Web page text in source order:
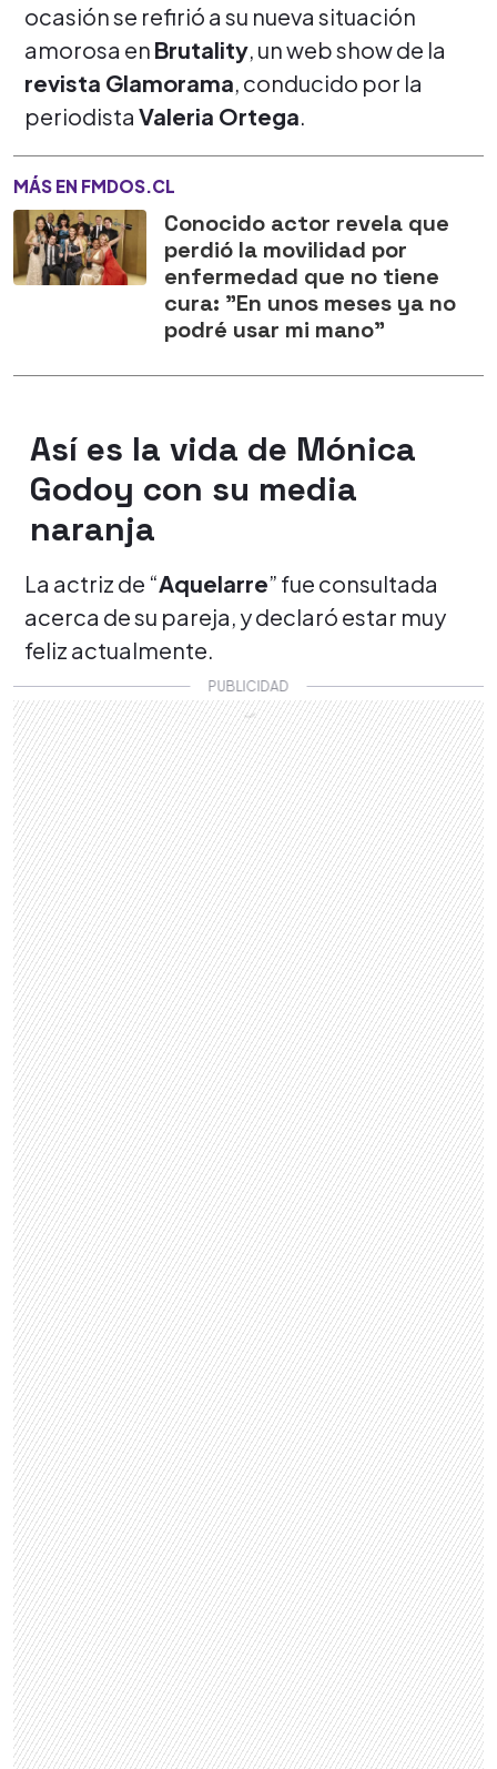
ocasión se refirió a su nueva situación
amorosa en Brutality, un web show de la
revista Glamorama, conducido por la
periodista Valeria Ortega.
MÁS EN FMDOS.CL
Conocido actor revela que
perdió la movilidad por
enfermedad que no tiene
cura: "En unos meses ya no
podré usar mi mano"
Así es la vida de Mónica
Godoy con su media
naranja
La actriz de “Aquelarre” fue consultada
acerca de su pareja, y declaró estar muy
feliz actualmente.